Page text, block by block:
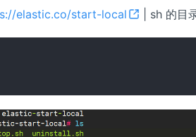
elastic.co/start-local | sh 的目